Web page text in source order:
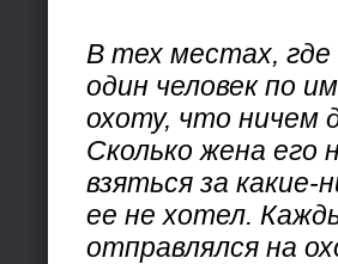
В тех местах,
один человек по
охоту, что ничем
Сколько жена его
взяться за какие-
ее не хотел.
отправлялся на